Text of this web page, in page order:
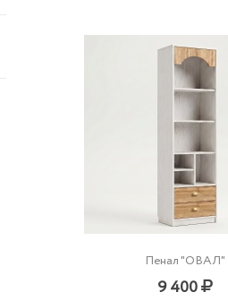
Пенал "ОВАЛ"
9 400